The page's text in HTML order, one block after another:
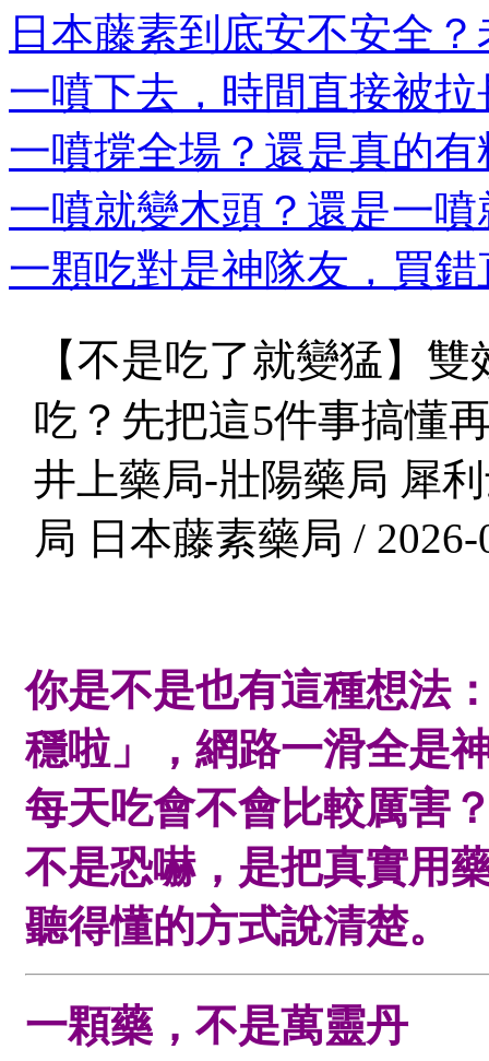
日本藤素到底安不安全
一噴下去，時間直接被
一噴撐全場？還是真的
一噴就變木頭？還是一
一顆吃對是神隊友，買
【不是吃了就變猛】
吃？先把這5件事搞懂
井上藥局-壯陽藥局 犀
局 日本藤素藥局 / 2026-
你是不是也有這種想法
穩啦」，網路一滑全是
每天吃會不會比較厲害
不是恐嚇，是把真實用
聽得懂的方式說清楚。
一顆藥，不是萬靈丹